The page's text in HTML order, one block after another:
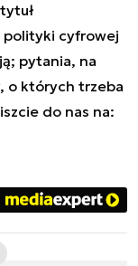
polityki cyfrowej
pytania, na
o których trzeba
do nas na: